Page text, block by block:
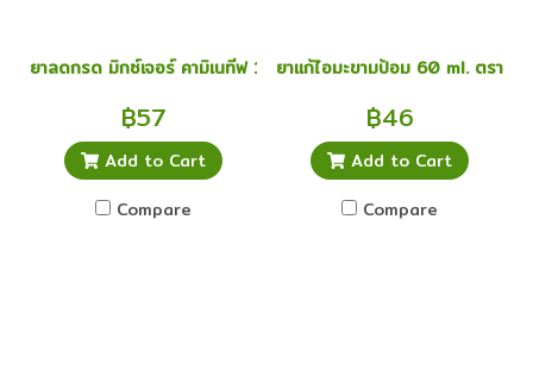
ยาลดกรด มิกซ์เจอร์ คามิเนทีฟ 180 มล ธาตุน้ำแดง แก้ท้องอืด ขับลม
฿57
Add to Cart
Compare
ยาแก้ไอมะขามป้อม 60 ml. ตราแส
฿46
Add to Cart
Compare